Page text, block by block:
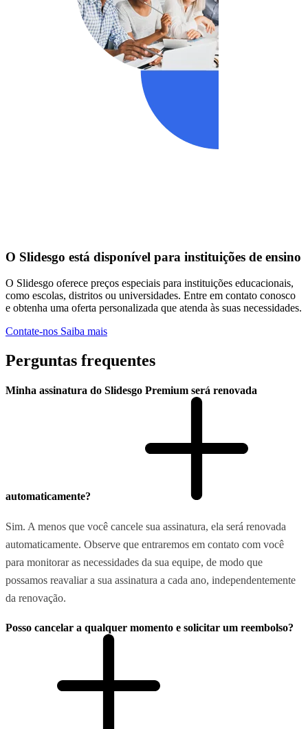
O Slidesgo está disponível para instituições de ensino
O Slidesgo oferece preços especiais para instituições educacionais,
como escolas, distritos ou universidades. Entre em contato conosco
e obtenha uma oferta personalizada que atenda às suas necessidades.
Contate-nos Saiba mais
Perguntas frequentes
Minha assinatura do Slidesgo Premium será renovada
automaticamente?
Sim. A menos que você cancele sua assinatura, ela será renovada
automaticamente. Observe que entraremos em contato com você
para monitorar as necessidades da sua equipe, de modo que
possamos reavaliar a sua assinatura a cada ano, independentemente
da renovação.
Posso cancelar a qualquer momento e solicitar um reembolso?